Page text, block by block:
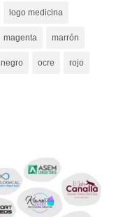
logo medicina
magenta marrón
negro ocre rojo